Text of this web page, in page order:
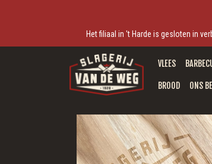
Het filiaal in 't Harde is gesloten in
VLEES
BROOD ONS